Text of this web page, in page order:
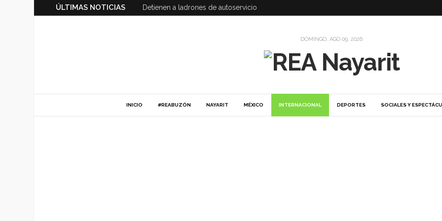
ÚLTIMAS NOTICIAS Detienen a ladrones de autoservicio
DOMINGO, AGO 09, 2026
INICIO #REABUZÓN NAYARIT MÉXICO INTERNACIONAL DEPORTES SOCIALES Y